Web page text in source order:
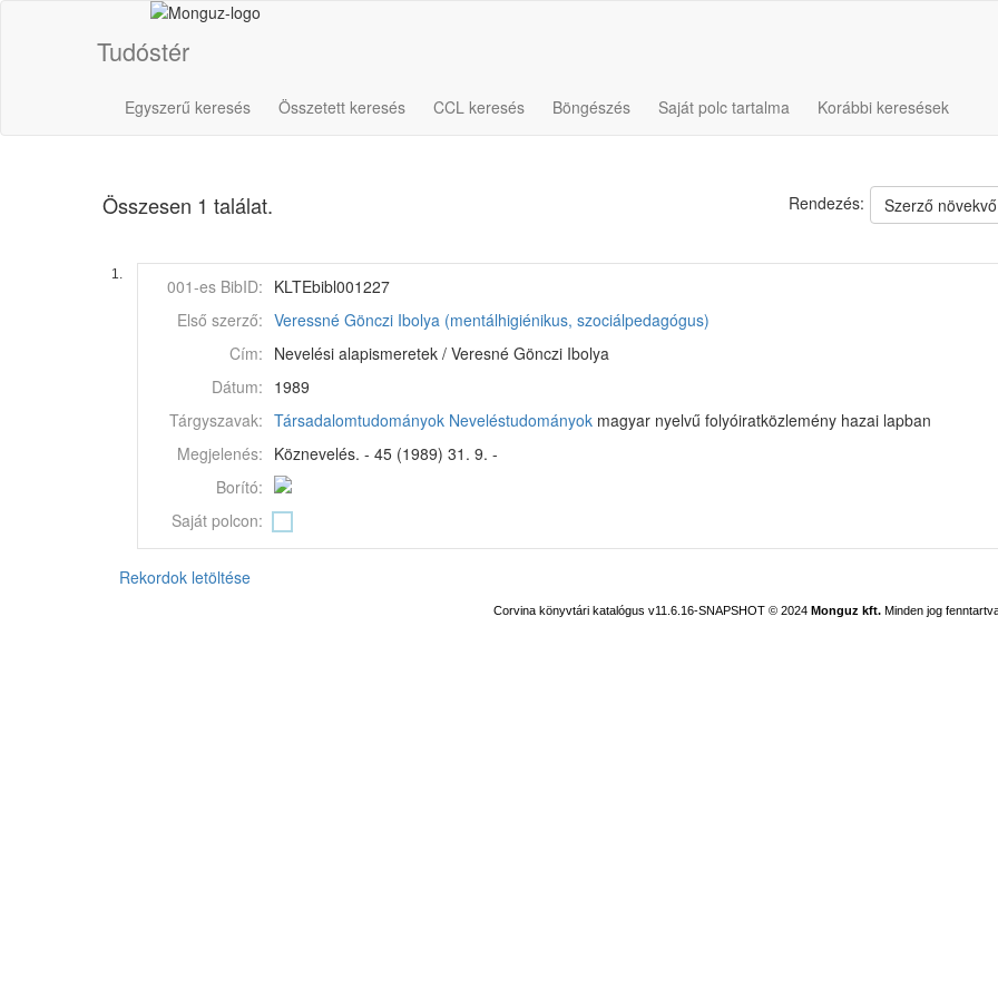
Tudóstér
Egyszerű keresés Összetett keresés CCL keresés Böngészés Saját polc tartalma Korábbi keresések
Összesen 1 találat. Rendezés: Szerző növekvő
1.
001-es BibID: KLTEbibl001227
Első szerző: Veressné Gönczi Ibolya (mentálhigiénikus, szociálpedagógus)
Cím: Nevelési alapismeretek / Veresné Gönczi Ibolya
Dátum: 1989
Tárgyszavak: Társadalomtudományok Neveléstudományok magyar nyelvű folyóiratközlemény hazai lapban
Megjelenés: Köznevelés. - 45 (1989) 31. 9. -
Borító:
Saját polcon:
Rekordok letöltése
Corvina könyvtári katalógus v11.6.16-SNAPSHOT © 2024 Monguz kft. Minden jog